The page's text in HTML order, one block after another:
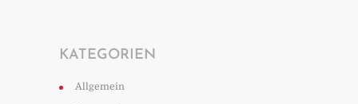
KATEGORIEN
Allgemein